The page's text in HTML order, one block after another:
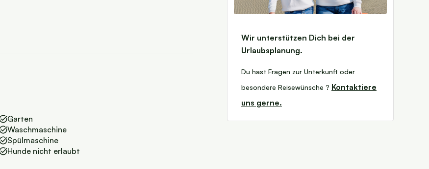
Garten
Waschmaschine
Spülmaschine
Hunde nicht erlaubt
Wir unterstützen Dich bei der
Urlaubsplanung.
Du hast Fragen zur Unterkunft oder
besondere Reisewünsche ? Kontaktiere
uns gerne.